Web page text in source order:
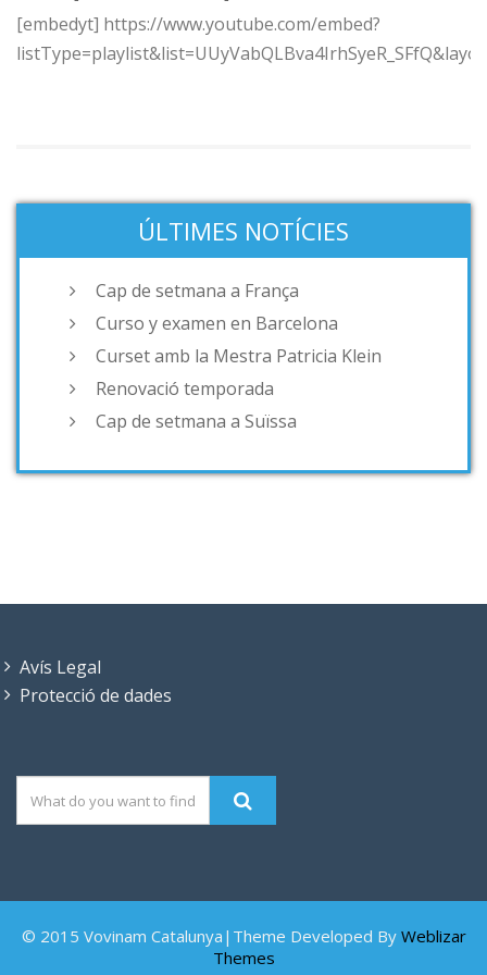
[embedyt] https://www.youtube.com/embed?
ÚLTIMES NOTÍCIES
Cap de setmana a França
Curso y examen en Barcelona
Curset amb la Mestra Patricia Klein
Renovació temporada
Cap de setmana a Suïssa
Avís Legal
Protecció de dades
© 2015 Vovinam Catalunya|Theme Developed By Weblizar
Themes